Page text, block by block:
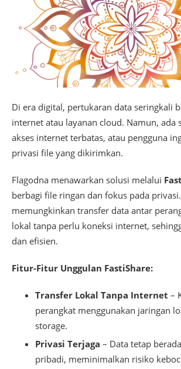
Di era digital, pertukaran data seringkali
internet atau layanan cloud. Namun, ada
akses internet terbatas, atau pengguna
privasi file yang dikirimkan.
Flagodna menawarkan solusi melalui
berbagi file ringan dan fokus pada
memungkinkan transfer data antar
lokal tanpa perlu koneksi internet,
dan efisien.
Fitur-Fitur Unggulan FastiShare:
Transfer Lokal Tanpa Internet –
perangkat menggunakan jaringan
storage.
Privasi Terjaga – Data tetap
pribadi, meminimalkan risiko